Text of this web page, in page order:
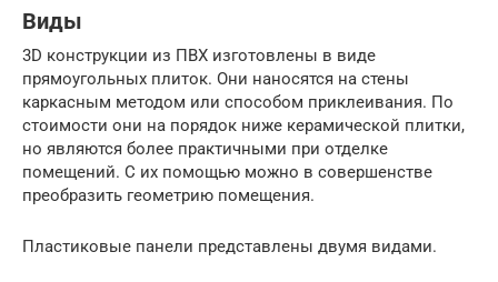
Виды
3D конструкции из ПВХ изготовлены в виде
прямоугольных плиток. Они наносятся на стены
каркасным методом или способом приклеивания. По
стоимости они на порядок ниже керамической плитки,
но являются более практичными при отделке
помещений. С их помощью можно в совершенстве
преобразить геометрию помещения.
Пластиковые панели представлены двумя видами.